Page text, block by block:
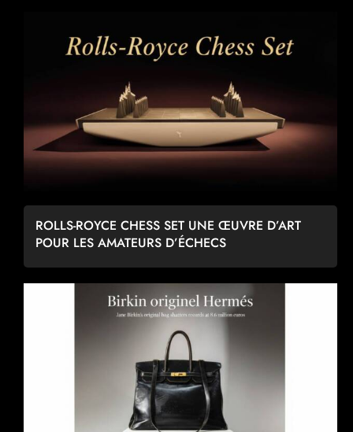
ROLLS-ROYCE CHESS SET UNE ŒUVRE D’ART
POUR LES AMATEURS D’ÉCHECS